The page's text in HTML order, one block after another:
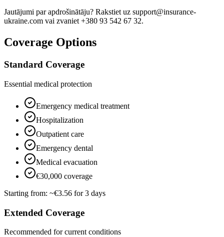
Jautājumi par apdrošinātāju? Rakstiet uz support@insurance-
ukraine.com vai zvaniet +380 93 542 67 32.
Coverage Options
Standard Coverage
Essential medical protection
Emergency medical treatment
Hospitalization
Outpatient care
Emergency dental
Medical evacuation
€30,000 coverage
Starting from: ~€3.56 for 3 days
Extended Coverage
Recommended for current conditions